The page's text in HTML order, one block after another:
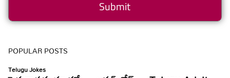
POPULAR POSTS